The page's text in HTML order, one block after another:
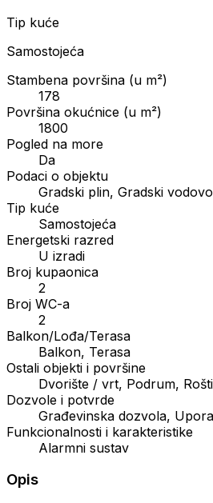
Tip kuće
Samostojeća
Stambena površina (u m²)
178
Površina okućnice (u m²)
1800
Pogled na more
Da
Podaci o objektu
Gradski plin, Gradski
Tip kuće
Samostojeća
Energetski razred
U izradi
Broj kupaonica
2
Broj WC-a
2
Balkon/Lođa/Terasa
Balkon, Terasa
Ostali objekti i površine
Dvorište / vrt, Podrum,
Dozvole i potvrde
Građevinska dozvola,
Funkcionalnosti i karakteristike
Alarmni sustav
Opis